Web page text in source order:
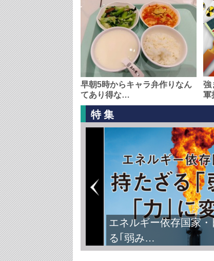
早朝5時からキャラ弁作りなん
てあり得な…
強
軍
特集
エネルギー依存国家
る｢弱み…